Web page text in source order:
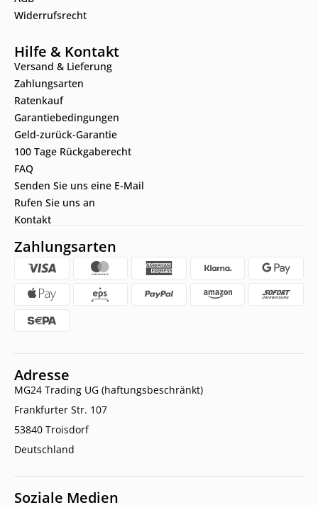
Widerrufsrecht
Hilfe & Kontakt
Versand & Lieferung
Zahlungsarten
Ratenkauf
Garantiebedingungen
Geld-zurück-Garantie
100 Tage Rückgaberecht
FAQ
Senden Sie uns eine E-Mail
Rufen Sie uns an
Kontakt
Zahlungsarten
Adresse
MG24 Trading UG (haftungsbeschränkt)
Frankfurter Str. 107
53840 Troisdorf
Deutschland
Soziale Medien